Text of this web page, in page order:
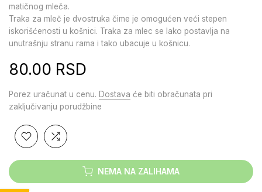
matičnog mleča.
Traka za mleč je dvostruka čime je omogućen veći stepen
iskorišćenosti u košnici. Traka za mlec se lako postavlja na
unutrašnju stranu rama i tako ubacuje u košnicu.
80.00 RSD
Porez uračunat u cenu. Dostava će biti obračunata pri
zaključivanju porudžbine
NEMA NA ZALIHAMA